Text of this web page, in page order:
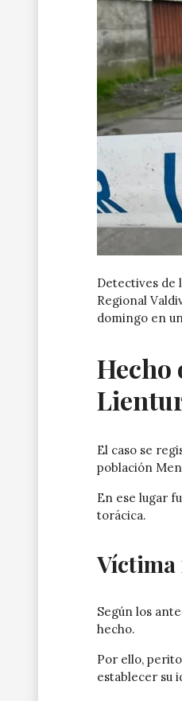
Detectives de
Regional
domingo en
Hecho
El caso se
población
En ese lugar
torácica.
Víctima
Según los
hecho.
Por ello,
establecer su